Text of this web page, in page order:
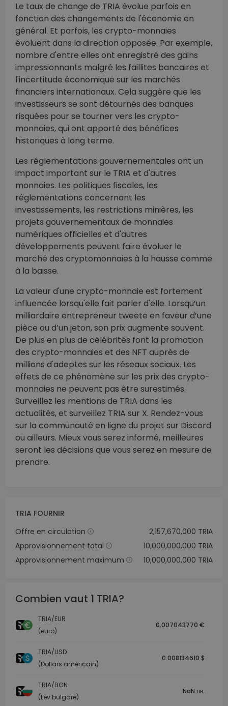
Le taux de change de TRIA évolue parfois en
fonction des changements de l'économie en
général. Et parfois, les crypto-monnaies
évoluent dans la direction opposée. Par exemple,
nombre d'entre elles ont enregistré des gains
impressionnants malgré les faillites bancaires et
l'incertitude économique sur les marchés
financiers internationaux. Cela suggère que les
investisseurs se sont détournés des banques
risquées pour se tourner vers les crypto-
monnaies, qui ont apporté des bénéfices
historiques à long terme.
Les réglementations gouvernementales ont un
impact important sur le TRIA et d'autres
monnaies. Les politiques fiscales, les
réglementations concernant les
investissements, les restrictions minières, les
projets gouvernementaux de monnaies
numériques officielles et d'autres
développements peuvent faire évoluer le
marché des cryptomonnaies à la hausse comme
à la baisse.
La valeur d'une crypto-monnaie est fortement
influencée lorsqu'elle fait parler d'elle. Lorsqu’un
milliardaire entrepreneur tweete en faveur d’une
pièce ou d’un jeton, son prix augmente souvent.
De plus en plus de célébrités font la promotion
des crypto-monnaies et des NFT auprès de
millions d'adeptes sur les réseaux sociaux. Les
effets de ce phénomène sur les prix des crypto-
monnaies ne peuvent pas être surestimés.
Surveillez les mentions de TRIA dans les
actualités, et surveillez TRIA sur X. Rendez-vous
sur la communauté en ligne du projet sur Discord
ou ailleurs. Mieux vous serez informé, meilleures
seront les décisions que vous serez en mesure de
prendre.
TRIA FOURNIR
Offre en circulation
2,157,670,000 TRIA
Approvisionnement total
10,000,000,000 TRIA
Approvisionnement maximum
10,000,000,000 TRIA
Combien vaut 1 TRIA?
TRIA/EUR
(euro)
0.007043770 €
TRIA/USD
(Dollars américain)
0.008134610 $
TRIA/BGN
(Lev bulgare)
NaN лв.